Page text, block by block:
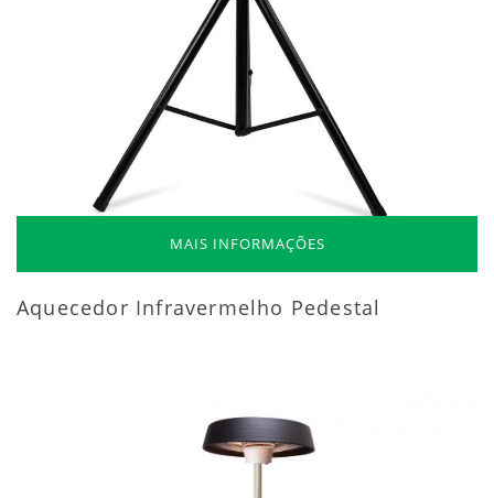
MAIS INFORMAÇÕES
Aquecedor Infravermelho Pedestal